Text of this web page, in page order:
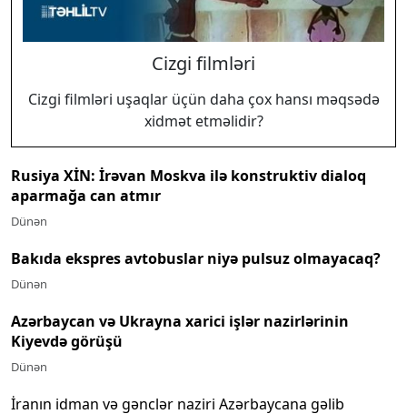
Cizgi filmləri
Cizgi filmləri uşaqlar üçün daha çox hansı məqsədə
xidmət etməlidir?
Rusiya XİN: İrəvan Moskva ilə konstruktiv dialoq
aparmağa can atmır
Dünən
Bakıda ekspres avtobuslar niyə pulsuz olmayacaq?
Dünən
Azərbaycan və Ukrayna xarici işlər nazirlərinin
Kiyevdə görüşü
Dünən
İranın idman və gənclər naziri Azərbaycana gəlib